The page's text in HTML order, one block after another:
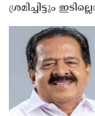
ശ്രമിച്ചിട്ടും